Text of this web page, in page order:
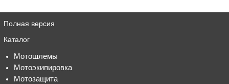
Полная версия
Каталог
Мотошлемы
Мотоэкипировка
Мотозащита